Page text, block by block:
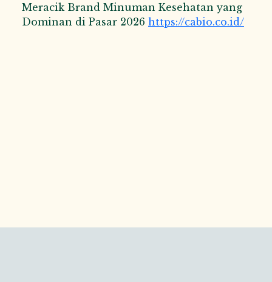
Meracik Brand Minuman Kesehatan yang
Dominan di Pasar 2026 https://cabio.co.id/